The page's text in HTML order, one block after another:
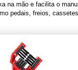
na mão e facilita o
pedais, freios,